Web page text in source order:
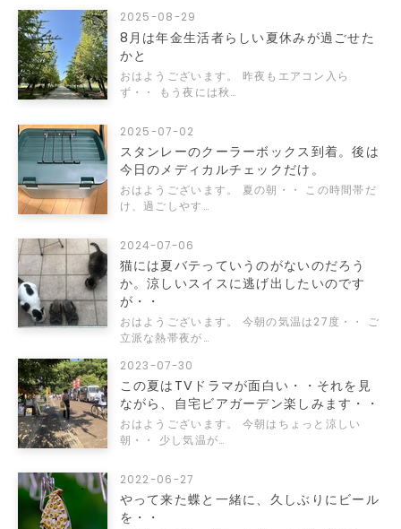
2025-08-29
8月は年金生活者らしい夏休みが過ごせた
かと
おはようございます。 昨夜もエアコン入ら
ず・・ もう夜には秋…
2025-07-02
スタンレーのクーラーボックス到着。後は
今日のメディカルチェックだけ。
おはようございます。 夏の朝・・ この時間帯だ
け、過ごしやす…
2024-07-06
猫には夏バテっていうのがないのだろう
か。涼しいスイスに逃げ出したいのです
が・・
おはようございます。 今朝の気温は27度・・ ご
立派な熱帯夜が…
2023-07-30
この夏はTVドラマが面白い・・それを見
ながら、自宅ビアガーデン楽しみます・・
おはようございます。 今朝はちょっと涼しい
朝・・ 少し気温が…
2022-06-27
やって来た蝶と一緒に、久しぶりにビール
を・・